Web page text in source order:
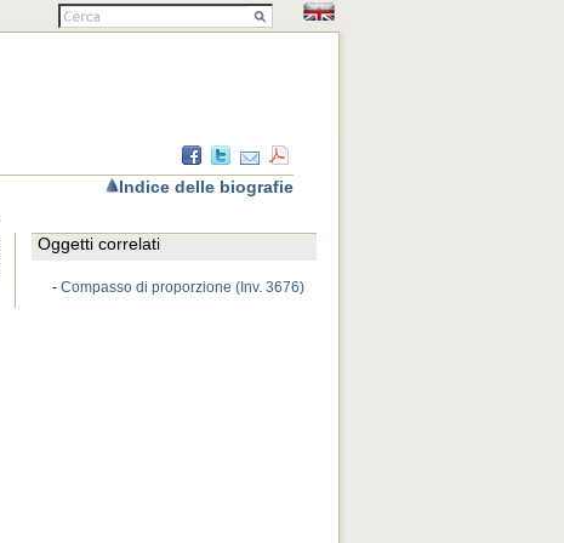
Indice delle biografie
Oggetti correlati
- Compasso di proporzione (Inv. 3676)